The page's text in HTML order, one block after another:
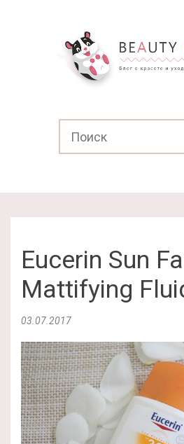
Eucerin Sun
Mattifying
03.07.2017